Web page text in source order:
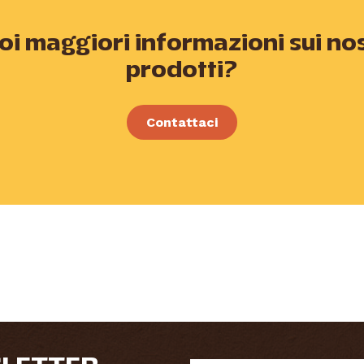
maggiori informazioni sui
prodotti?
Contattaci